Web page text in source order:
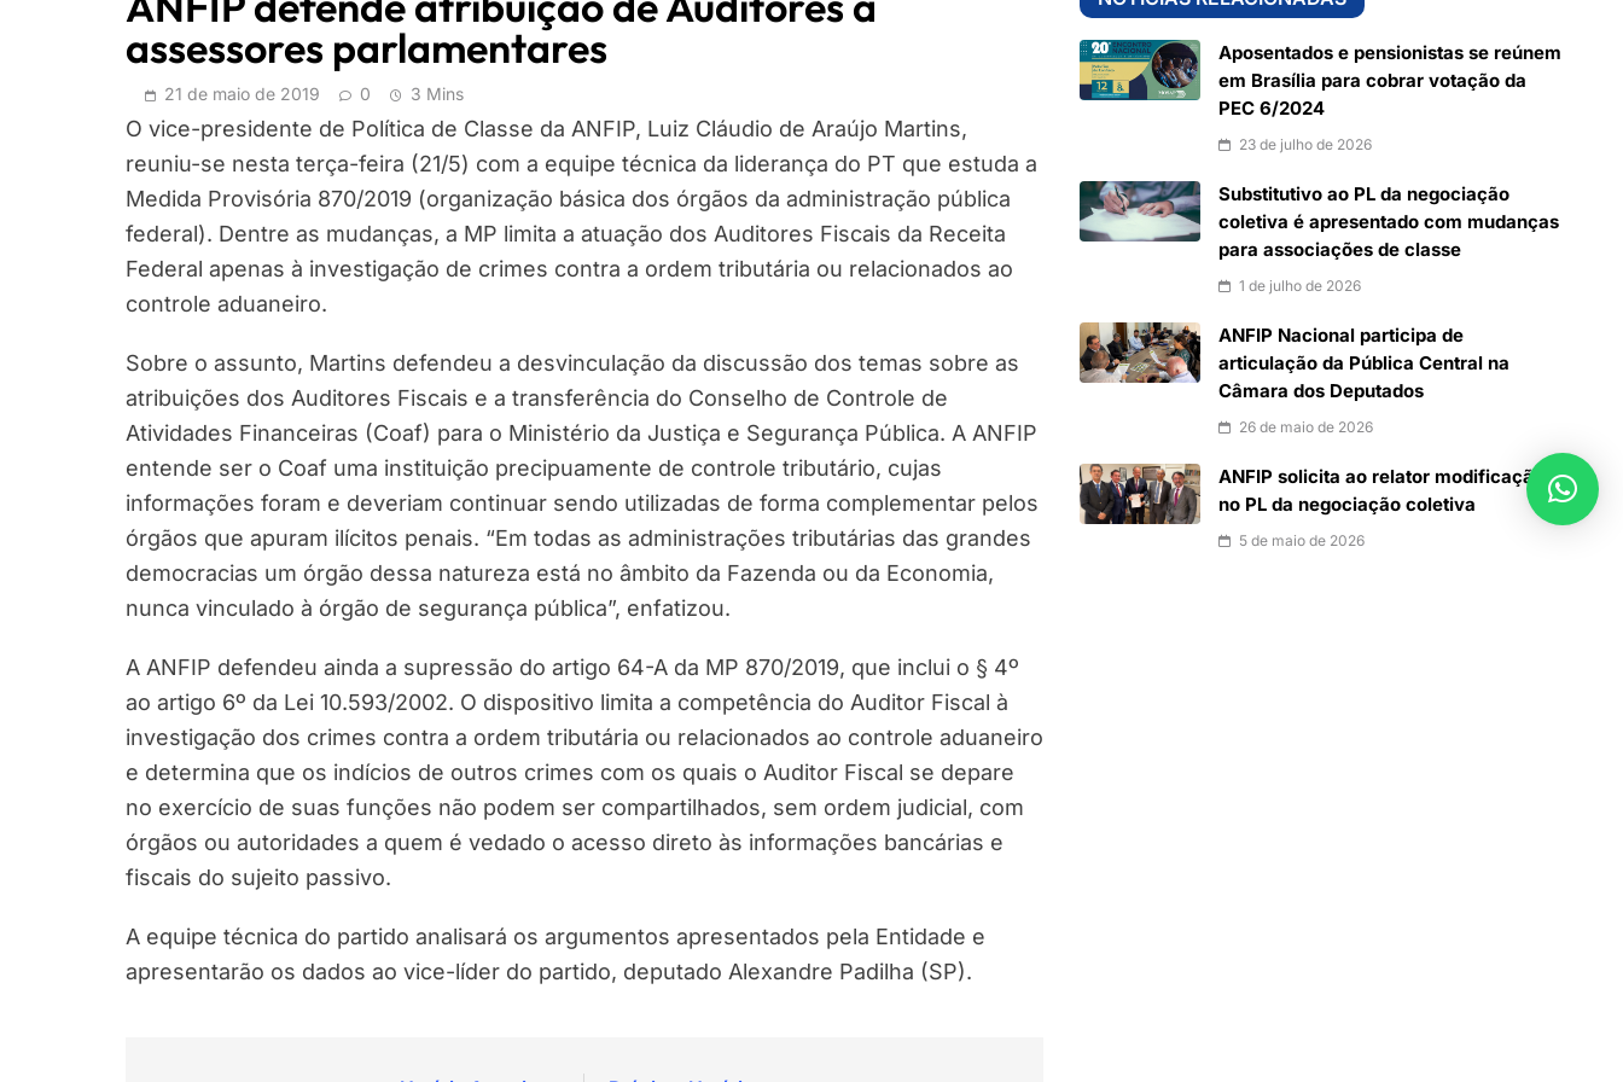
assessores parlamentares
21 de maio de 2019 0 3 Mins
O vice-presidente de Política de Classe da ANFIP, Luiz Cláudio de Araújo Martins,
reuniu-se nesta terça-feira (21/5) com a equipe técnica da liderança do PT que estuda a
Medida Provisória 870/2019 (organização básica dos órgãos da administração pública
federal). Dentre as mudanças, a MP limita a atuação dos Auditores Fiscais da Receita
Federal apenas à investigação de crimes contra a ordem tributária ou relacionados ao
controle aduaneiro.
Sobre o assunto, Martins defendeu a desvinculação da discussão dos temas sobre as
atribuições dos Auditores Fiscais e a transferência do Conselho de Controle de
Atividades Financeiras (Coaf) para o Ministério da Justiça e Segurança Pública. A ANFIP
entende ser o Coaf uma instituição precipuamente de controle tributário, cujas
informações foram e deveriam continuar sendo utilizadas de forma complementar pelos
órgãos que apuram ilícitos penais. “Em todas as administrações tributárias das grandes
democracias um órgão dessa natureza está no âmbito da Fazenda ou da Economia,
nunca vinculado à órgão de segurança pública”, enfatizou.
A ANFIP defendeu ainda a supressão do artigo 64-A da MP 870/2019, que inclui o § 4º
ao artigo 6º da Lei 10.593/2002. O dispositivo limita a competência do Auditor Fiscal à
investigação dos crimes contra a ordem tributária ou relacionados ao controle aduaneiro
e determina que os indícios de outros crimes com os quais o Auditor Fiscal se depare
no exercício de suas funções não podem ser compartilhados, sem ordem judicial, com
órgãos ou autoridades a quem é vedado o acesso direto às informações bancárias e
fiscais do sujeito passivo.
A equipe técnica do partido analisará os argumentos apresentados pela Entidade e
apresentarão os dados ao vice-líder do partido, deputado Alexandre Padilha (SP).
Aposentados e pensionistas se reúnem
em Brasília para cobrar votação da
PEC 6/2024
23 de julho de 2026
Substitutivo ao PL da negociação
coletiva é apresentado com mudanças
para associações de classe
1 de julho de 2026
ANFIP Nacional participa de
articulação da Pública Central na
Câmara dos Deputados
26 de maio de 2026
ANFIP solicita ao relator modificação
no PL da negociação coletiva
5 de maio de 2026